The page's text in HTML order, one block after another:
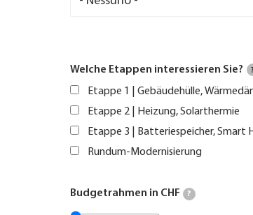
Welche Etappen interessieren Sie? ?
Etappe 1 | Gebäudehülle,
Etappe 2 | Heizung, Solarthermie
Etappe 3 | Batteriespeicher, Smart
Rundum-Modernisierung
Budgetrahmen in CHF ?